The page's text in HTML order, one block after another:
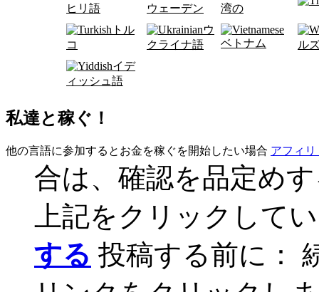
ヒリ語
ウェーデン
湾の
トル
コ
ウ
クライナ語
ベトナム
ル
イデ
ィッシュ語
私達と稼ぐ！
他の言語に参加するとお金を稼ぐを開始したい場合 アフィ
合は、確認を品定め
上記をクリックして
する 投稿する前に：